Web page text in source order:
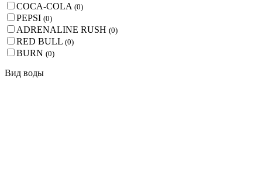
COCA-COLA (0)
PEPSI (0)
ADRENALINE RUSH (0)
RED BULL (0)
BURN (0)
Вид воды